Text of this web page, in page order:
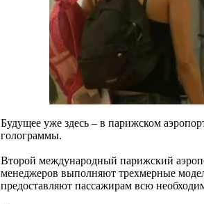
Будущее уже здесь – в парижском
голограммы.
Второй международный парижский
менеджеров выполняют трехмерные
предоставляют пассажирам всю